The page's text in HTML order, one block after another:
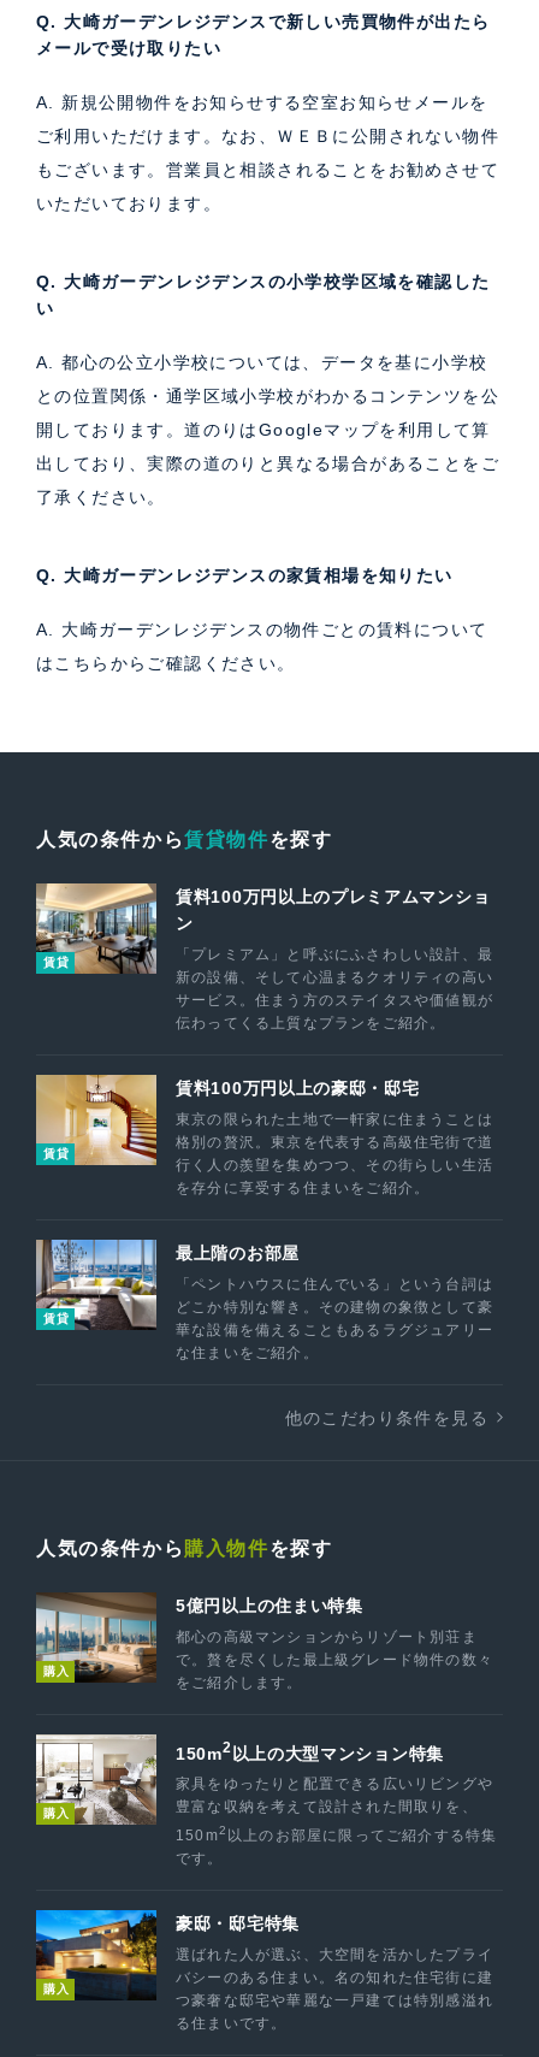
Q. 大崎ガーデンレジデンスで新しい売買物件が出たら
メールで受け取りたい
A. 新規公開物件をお知らせする空室お知らせメールを
ご利用いただけます。なお、ＷＥＢに公開されない物件
もございます。営業員と相談されることをお勧めさせて
いただいております。
Q. 大崎ガーデンレジデンスの小学校学区域を確認した
い
A. 都心の公立小学校については、データを基に小学校
との位置関係・通学区域小学校がわかるコンテンツを公
開しております。道のりはGoogleマップを利用して算
出しており、実際の道のりと異なる場合があることをご
了承ください。
Q. 大崎ガーデンレジデンスの家賃相場を知りたい
A. 大崎ガーデンレジデンスの物件ごとの賃料について
は こちら からご確認ください。
人気の条件から賃貸物件を探す
賃貸
賃料100万円以上のプレミアムマンショ
ン
「プレミアム」と呼ぶにふさわしい設計、最
新の設備、そして心温まるクオリティの高い
サービス。住まう方のステイタスや価値観が
伝わってくる上質なプランをご紹介。
賃貸
賃料100万円以上の豪邸・邸宅
東京の限られた土地で一軒家に住まうことは
格別の贅沢。東京を代表する高級住宅街で道
行く人の羨望を集めつつ、その街らしい生活
を存分に享受する住まいをご紹介。
賃貸
最上階のお部屋
「ペントハウスに住んでいる」という台詞は
どこか特別な響き。その建物の象徴として豪
華な設備を備えることもあるラグジュアリー
な住まいをご紹介。
他のこだわり条件を見る
人気の条件から 購入物件を探す
購入
5億円以上の住まい特集
都心の高級マンションからリゾート別荘ま
で。贅を尽くした最上級グレード物件の数々
をご紹介します。
購入
150m2 以上の大型マンション特集
家具をゆったりと配置できる広いリビングや
豊富な収納を考えて設計された間取りを、
150m2 以上のお部屋に限ってご紹介する特集
です。
購入
豪邸・邸宅特集
選ばれた人が選ぶ、大空間を活かしたプライ
バシーのある住まい。名の知れた住宅街に建
つ豪奢な邸宅や華麗な一戸建ては特別感溢れ
る住まいです。